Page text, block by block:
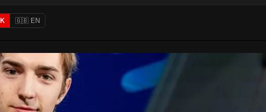
🇬🇧 EN